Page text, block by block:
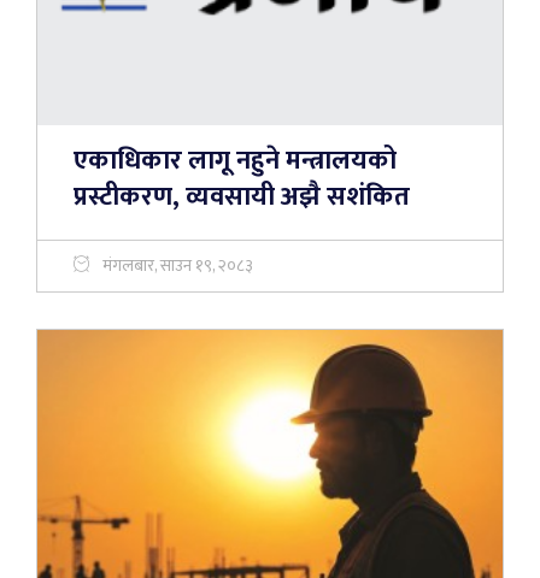
एकाधिकार लागू नहुने मन्त्रालयको
प्रस्टीकरण, व्यवसायी अझै सशंकित
मंगलबार, साउन १९, २०८३